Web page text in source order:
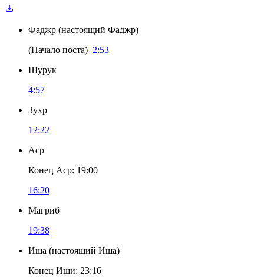
Фаджр (настоящий Фаджр)
(Начало поста) 2:53
Шурук
4:57
Зухр
12:22
Аср
Конец Аср: 19:00
16:20
Магриб
19:38
Иша (настоящий Иша)
Конец Иши: 23:16